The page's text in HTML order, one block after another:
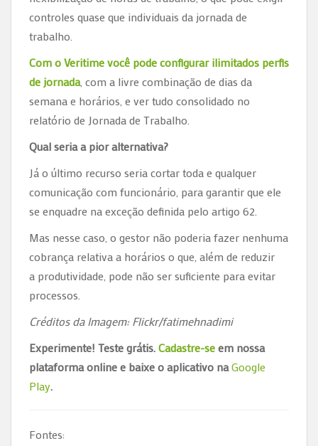
controles quase que individuais da jornada de
trabalho.
Com o Veritime você pode configurar ilimitados perfis
de jornada, com a livre combinação de dias da
semana e horários, e ver tudo consolidado no
relatório de Jornada de Trabalho.
Qual seria a pior alternativa?
Já o último recurso seria cortar toda e qualquer
comunicação com funcionário, para garantir que ele
se enquadre na exceção definida pelo artigo 62.
Mas nesse caso, o gestor não poderia fazer nenhuma
cobrança relativa a horários o que, além de reduzir
a produtividade, pode não ser suficiente para evitar
processos.
Créditos da Imagem: Flickr/fatimehnadimi
Experimente! Teste grátis.Cadastre-seem nossa
plataforma online e baixe o aplicativo naGoogle
Play.
Fontes: